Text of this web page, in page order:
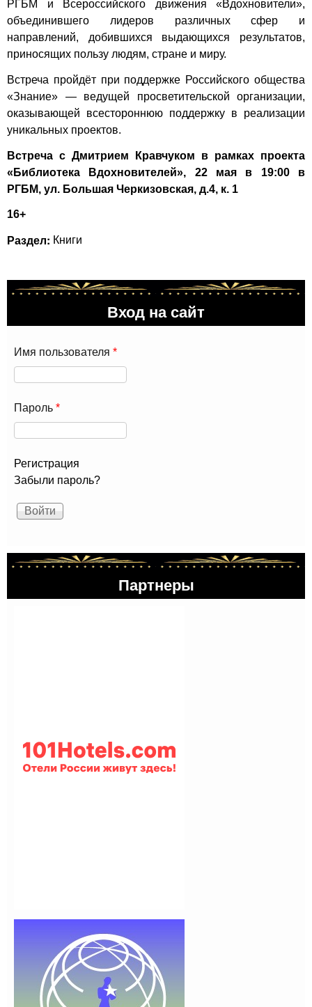
РГБМ и Всероссийского движения «Вдохновители»,
объединившего лидеров различных сфер и
направлений, добившихся выдающихся результатов,
приносящих пользу людям, стране и миру.
Встреча пройдёт при поддержке Российского общества
«Знание» — ведущей просветительской организации,
оказывающей всестороннюю поддержку в реализации
уникальных проектов.
Встреча с Дмитрием Кравчуком в рамках проекта
«Библиотека Вдохновителей», 22 мая в 19:00 в
РГБМ, ул. Большая Черкизовская, д.4, к. 1
16+
Раздел: Книги
Вход на сайт
Имя пользователя *
Пароль *
Регистрация
Забыли пароль?
Партнеры